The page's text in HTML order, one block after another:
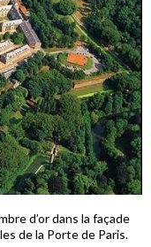
d’or dans la façade
de la Porte de Paris.